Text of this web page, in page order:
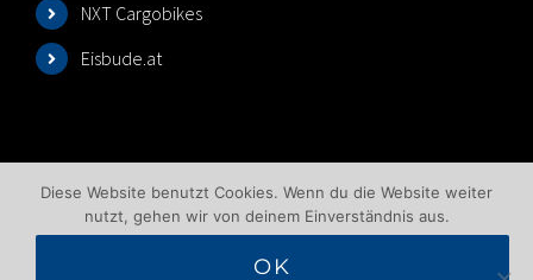
NXT Cargobikes
Eisbude.at
Diese Website benutzt Cookies. Wenn du die Website weiter
nutzt, gehen wir von deinem Einverständnis aus.
OK